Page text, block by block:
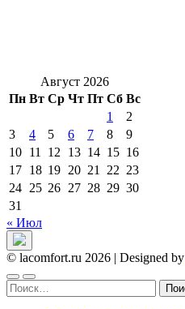
Август 2026
Пн Вт Ср Чт Пт Сб Вс
1
2
3
4 5 6 7 8
9
10 11 12 13 14 15 16
17 18 19 20 21 22 23
24 25 26 27 28 29 30
31
« Июл
© lacomfort.ru 2026 | Designed by
Найти: